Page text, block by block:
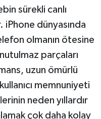
sürekli canlı
iPhone dünyasında
olmanın ötesine
parçaları
uzun ömürlü
memnuniyeti
neden yıllardır
çok daha kolay